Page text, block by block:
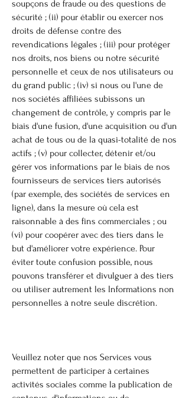
soupçons de fraude ou des questions de
sécurité ; (ii) pour établir ou exercer nos
droits de défense contre des
revendications légales ; (iii) pour protéger
nos droits, nos biens ou notre sécurité
personnelle et ceux de nos utilisateurs ou
du grand public ; (iv) si nous ou l'une de
nos sociétés affiliées subissons un
changement de contrôle, y compris par le
biais d'une fusion, d'une acquisition ou d'un
achat de tous ou de la quasi-totalité de nos
actifs ; (v) pour collecter, détenir et/ou
gérer vos informations par le biais de nos
fournisseurs de services tiers autorisés
(par exemple, des sociétés de services en
ligne), dans la mesure où cela est
raisonnable à des fins commerciales ; ou
(vi) pour coopérer avec des tiers dans le
but d'améliorer votre expérience. Pour
éviter toute confusion possible, nous
pouvons transférer et divulguer à des tiers
ou utiliser autrement les Informations non
personnelles à notre seule discrétion.
Veuillez noter que nos Services vous
permettent de participer à certaines
activités sociales comme la publication de